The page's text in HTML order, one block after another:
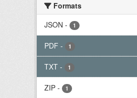
Formats
JSON - 1
PDF - 1
TXT - 1
ZIP - 1